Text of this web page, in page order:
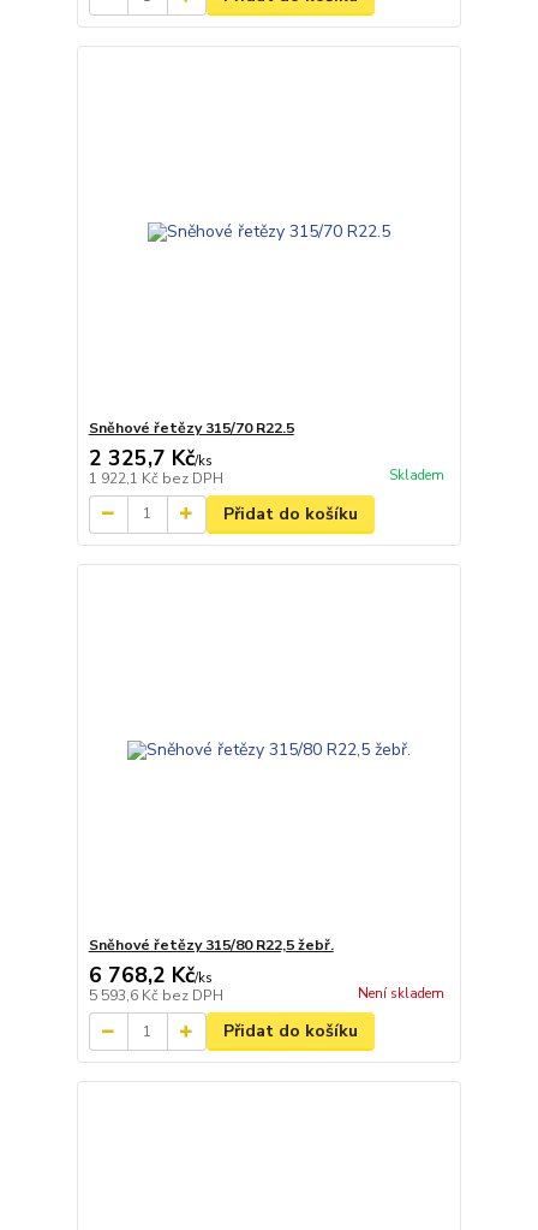
Sněhové řetězy 315/70 R22.5
2 325,7 Kč/ks
1 922,1 Kč bez DPH Skladem
Přidat do košíku
Sněhové řetězy 315/80 R22,5 žebř.
6 768,2 Kč/ks
5 593,6 Kč bez DPH Není skladem
Přidat do košíku